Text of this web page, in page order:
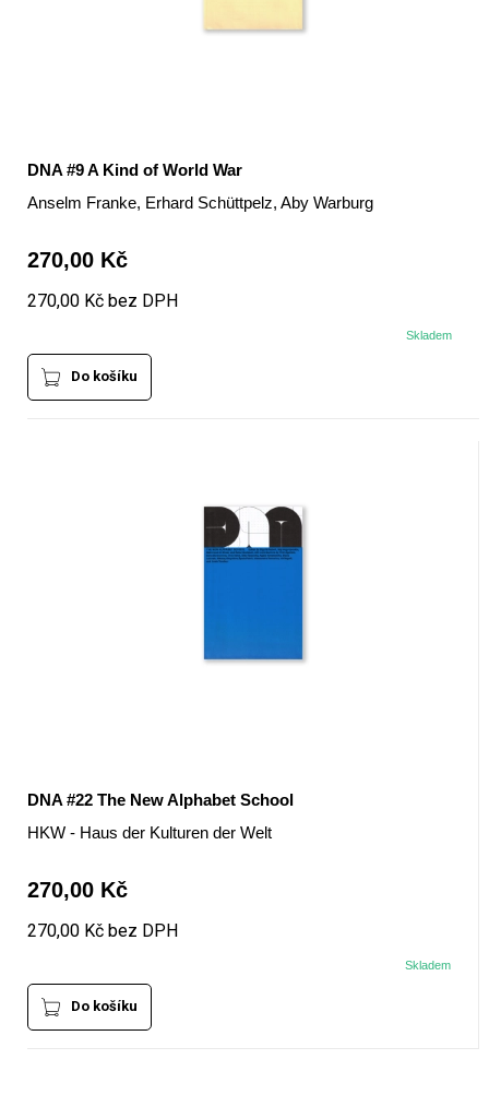
DNA #9 A Kind of World War
Anselm Franke, Erhard Schüttpelz, Aby Warburg
270,00 Kč
270,00 Kč bez DPH
Skladem
Do košíku
DNA #22 The New Alphabet School
HKW - Haus der Kulturen der Welt
270,00 Kč
270,00 Kč bez DPH
Skladem
Do košíku